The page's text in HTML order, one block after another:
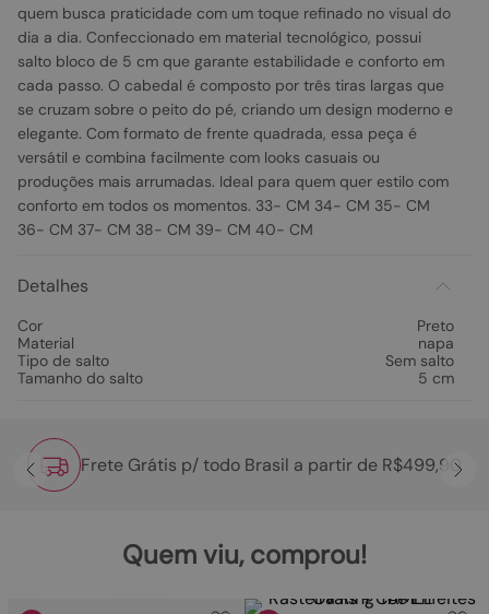
quem busca praticidade com um toque refinado no visual do
dia a dia. Confeccionado em material tecnológico, possui
salto bloco de 5 cm que garante estabilidade e conforto em
cada passo. O cabedal é composto por três tiras largas que
se cruzam sobre o peito do pé, criando um design moderno e
elegante. Com formato de frente quadrada, essa peça é
versátil e combina facilmente com looks casuais ou
produções mais arrumadas. Ideal para quem quer estilo com
conforto em todos os momentos. 33- CM 34- CM 35- CM
36- CM 37- CM 38- CM 39- CM 40- CM
Detalhes
Cor
Preto
Material
napa
Tipo de salto
Sem salto
Tamanho do salto
5 cm
Frete Grátis p/ todo Brasil a partir de R$499,90
Quem viu, comprou!